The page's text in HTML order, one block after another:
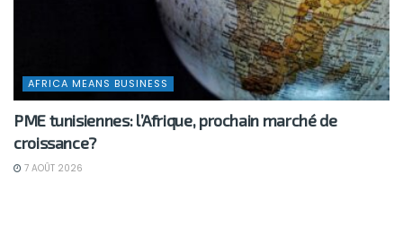
AFRICA MEANS BUSINESS
PME tunisiennes: l’Afrique, prochain marché de
croissance?
7 AOÛT 2026